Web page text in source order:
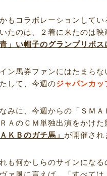
もコラボレーションして
たのは、２着に来たのは
青」い帽子のグランプリボ
ン馬券ファンにはたまらな
して、今週のジャパンカッ
みに、今週からの「ＳＭ
ＲＡのＣＭ単独出演をかけ
ＡＫＢのガチ馬」 が開催され
も何かしらのサインになる